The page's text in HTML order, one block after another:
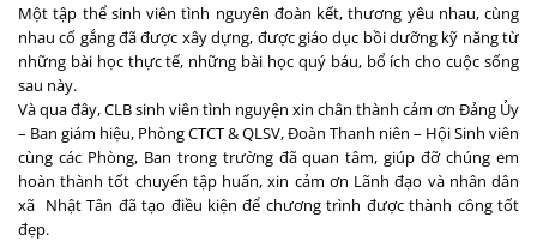
Một tập thể sinh viên tình nguyên đoàn kết, thương yêu nhau, cùng
nhau cố gắng đã được xây dựng, được giáo dục bồi dưỡng kỹ năngtừ
những bài học thực tế, những bài học quý báu, bổ ích cho cuộc sống
sau này.
Và qua đây, CLB sinh viên tình nguyện xin chân thành cảm ơn Đảng Ủy
– Ban giám hiệu, Phòng CTCT & QLSV, Đoàn Thanh niên – Hội Sinh viên
cùng các Phòng, Ban trong trường đã quan tâm, giúp đỡchúng em
hoàn thành tốt chuyến tập huấn, xin cảm ơn Lãnh đạo và nhân dân
xã Nhật Tân đã tạo điều kiện để chương trình được thành công tốt
đẹp.